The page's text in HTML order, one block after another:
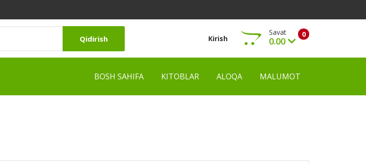
Qidirish Kirish 0
Savat
0.00
Ko‘rish
BOSH SAHIFA KITOBLAR ALOQA MALUMOT